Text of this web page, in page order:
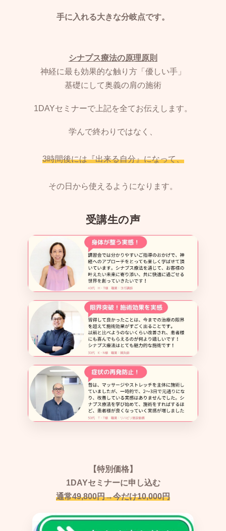
手に入れる大きな分岐点です。
シナプス療法の原理原則
神経に最も効果的な触り方「優しい手」
基礎にして奥義の肩の施術
1DAYセミナーで上記を全てお伝えします。
学んで終わりではなく、
3時間後には『出来る自分』になって、
その日から使えるようになります。
受講生の声
【特別価格】
1DAYセミナーに申し込む
通常49,800円→今だけ10,000円